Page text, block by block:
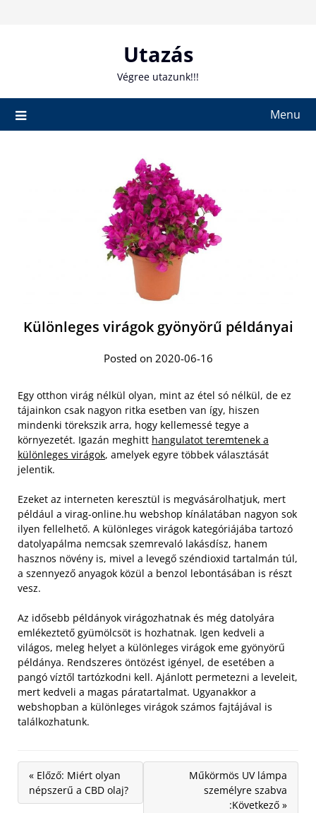
Utazás
Végree utazunk!!!
Menu
Különleges virágok gyönyörű példányai
Posted on 2020-06-16
Egy otthon virág nélkül olyan, mint az étel só nélkül, de ez
tájainkon csak nagyon ritka esetben van így, hiszen
mindenki törekszik arra, hogy kellemessé tegye a
környezetét. Igazán meghitt hangulatot teremtenek a
különleges virágok, amelyek egyre többek választását
jelentik.
Ezeket az interneten keresztül is megvásárolhatjuk, mert
például a virag-online.hu webshop kínálatában nagyon sok
ilyen fellelhető. A különleges virágok kategóriájába tartozó
datolyapálma nemcsak szemrevaló lakásdísz, hanem
hasznos növény is, mivel a levegő széndioxid tartalmán túl,
a szennyező anyagok közül a benzol lebontásában is részt
vesz.
Az idősebb példányok virágozhatnak és még datolyára
emlékeztető gyümölcsöt is hozhatnak. Igen kedveli a
világos, meleg helyet a különleges virágok eme gyönyörű
példánya. Rendszeres öntözést igényel, de esetében a
pangó víztől tartózkodni kell. Ajánlott permetezni a leveleit,
mert kedveli a magas páratartalmat. Ugyanakkor a
webshopban a különleges virágok számos fajtájával is
találkozhatunk.
« Előző: Miért olyan
népszerű a CBD olaj?
Műkörmös UV lámpa
személyre szabva
:Következő »